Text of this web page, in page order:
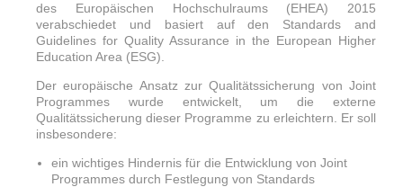
des Europäischen Hochschulraums (EHEA) 2015
verabschiedet und basiert auf den Standards and
Guidelines for Quality Assurance in the European Higher
Education Area (ESG).
Der europäische Ansatz zur Qualitätssicherung von Joint
Programmes wurde entwickelt, um die externe
Qualitätssicherung dieser Programme zu erleichtern. Er soll
insbesondere:
ein wichtiges Hindernis für die Entwicklung von Joint
Programmes durch Festlegung von Standards